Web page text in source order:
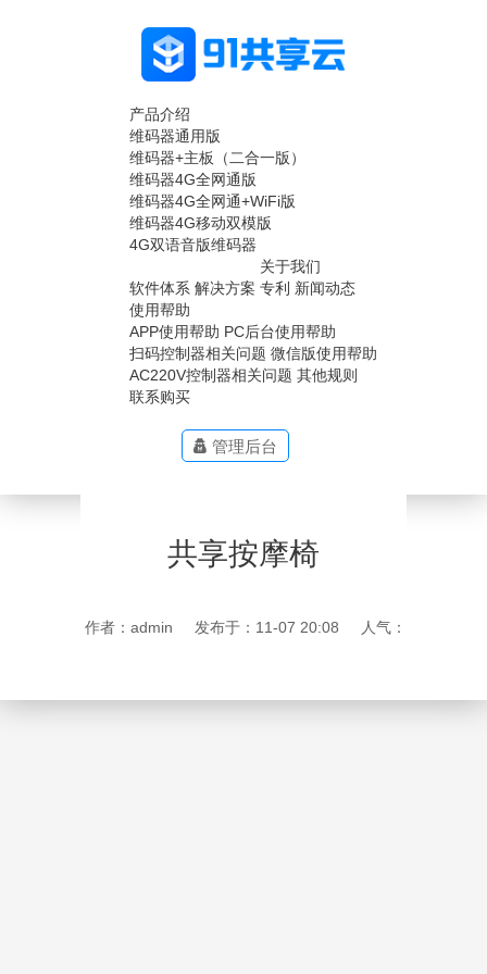
产品介绍
维码器通用版
维码器+主板（二合一版）
维码器4G全网通版
维码器4G全网通+WiFi版
维码器4G移动双模版
4G双语音版维码器
软件体系 解决方案
关于我们
专利 新闻动态
使用帮助
APP使用帮助 PC后台使用帮助
扫码控制器相关问题 微信版使用帮助
AC220V控制器相关问题 其他规则
联系购买
管理后台
共享按摩椅
作者：admin 发布于：11-07 20:08 人气：